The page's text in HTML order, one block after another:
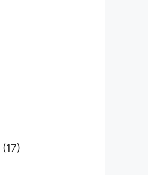
(17)